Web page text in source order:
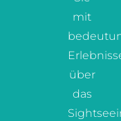
mit
über
das